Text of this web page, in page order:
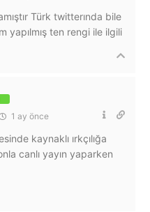
Türk twitterında bile
yapılmış ten rengi ile ilgili
1 ay önce
kaynaklı ırkçılığa
canlı yayın yaparken